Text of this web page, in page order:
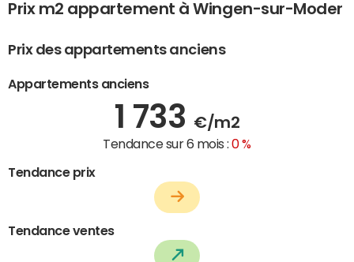
Prix m2 appartement à Wingen-sur-Moder
Prix des appartements anciens
Appartements anciens
1 733 €/m2
Tendance sur 6 mois :0 %
Tendance prix
Tendance ventes